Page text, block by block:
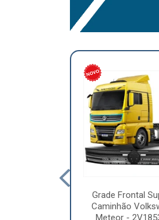
Grade Frontal
Caminhão
Meteor -